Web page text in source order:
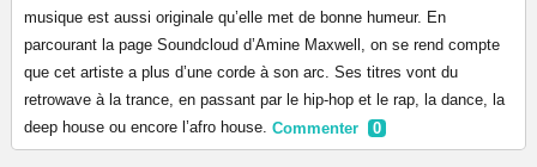
musique est aussi originale qu’elle met de bonne humeur. En
parcourant la page Soundcloud d’Amine Maxwell, on se rend compte
que cet artiste a plus d’une corde à son arc. Ses titres vont du
retrowave à la trance, en passant par le hip-hop et le rap, la dance, la
deep house ou encore l’afro house. Commenter 0